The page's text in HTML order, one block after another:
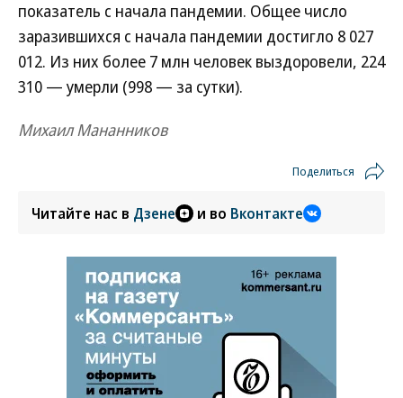
показатель с начала пандемии. Общее число
заразившихся с начала пандемии достигло 8 027
012. Из них более 7 млн человек выздоровели, 224
310 — умерли (998 — за сутки).
Михаил Мананников
Поделиться
Читайте нас в Дзене и во Вконтакте